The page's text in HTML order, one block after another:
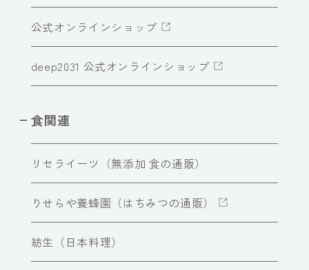
公式オンラインショップ
deep2031 公式オンラインショップ
食関連
リセライーツ（無添加 食の通販）
りせらや養蜂園（はちみつの通販）
紡生（日本料理）